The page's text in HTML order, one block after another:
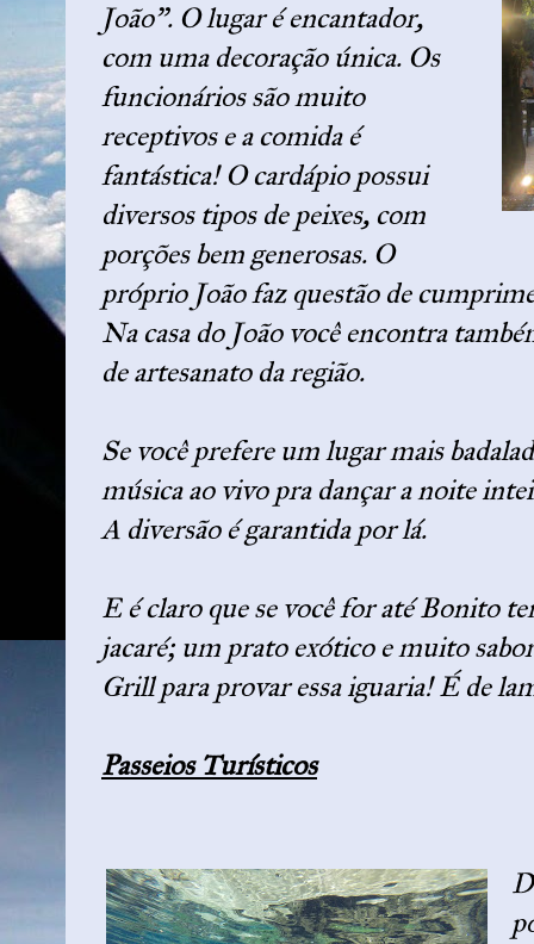
João". O lugar é encantador,
com uma decoração única. Os
funcionários são muito
receptivos e a comida é
fantástica! O cardápio possui
diversos tipos de peixes, com
porções bem generosas. O
próprio João faz questão de
Na casa do João você encontra
de artesanato da região.
Se você prefere um lugar mais
música ao vivo pra dançar a noite
A diversão é garantida por lá.
E é claro que se você for até Bonito
jacaré; um prato exótico e muito
Grill para provar essa iguaria! É de
Passeios Turísticos